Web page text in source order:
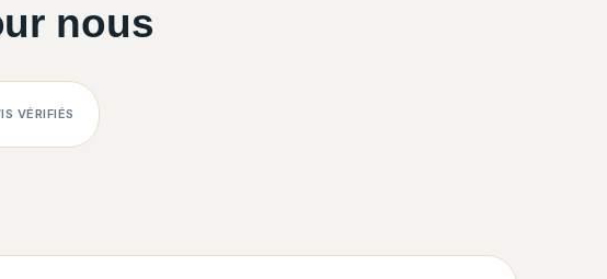
nous
VÉRIFIÉS